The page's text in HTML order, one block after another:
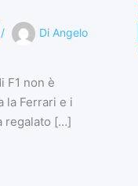
/ Di Angelo
F1 non è
la Ferrari e i
regalato […]